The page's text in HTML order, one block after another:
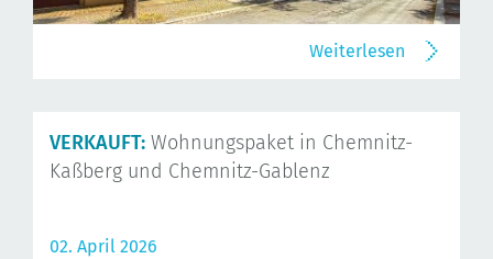
Weiterlesen
VERKAUFT: Wohnungspaket in Chemnitz-
Kaßberg und Chemnitz-Gablenz
02. April 2026